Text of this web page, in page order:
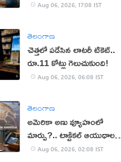
Aug 06, 2026, 17:08 IST
తెలంగాణ
చెత్తలో పడేసిన లాటరీ టికెట్..
రూ.11 కోట్లు గెలుచుకుంది!
Aug 06, 2026, 06:08 IST
తెలంగాణ
అమెరికా అణు వ్యూహంలో
మార్పు?.. టాక్టికల్ ఆయుధాలకు
ప్రాధాన్యం!
Aug 06, 2026, 02:08 IST